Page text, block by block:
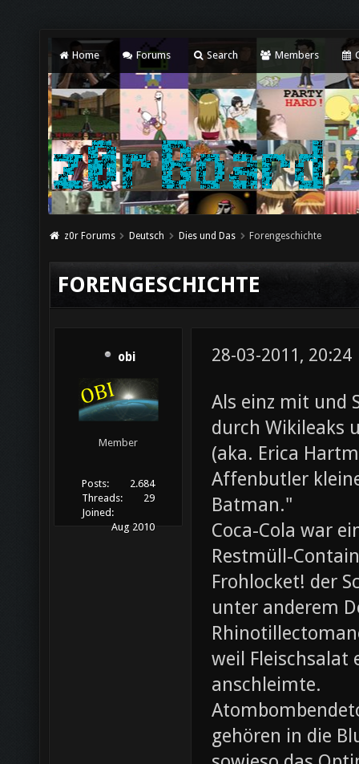
Home Forums Search Members
z0r Forums Deutsch Dies und Das Forengeschichte
FORENGESCHICHTE
obi
Member
Posts:
2.684
Threads:
29
Joined:
Aug 2010
28-03-2011, 20:24
Als einz mit und
durch Wikileaks
(aka. Erica
Affenbutler
Batman."
Coca-Cola war
Restmüll-
Frohlocket! der
unter anderem
weil Fleischsalat
anschleimte.
gehören in die